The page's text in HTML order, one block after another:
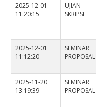
2025-12-01
11:20:15
UJIAN
SKRIPSI
2025-12-01
11:12:20
SEMINAR
PROPOSAL
2025-11-20
13:19:39
SEMINAR
PROPOSAL